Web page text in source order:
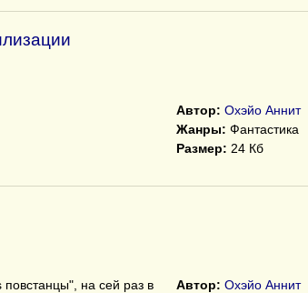
Автор: Охэйо Аннит
Жанры: Фантастика
Размер: 24 Кб
на сей раз в
Автор: Охэйо Аннит